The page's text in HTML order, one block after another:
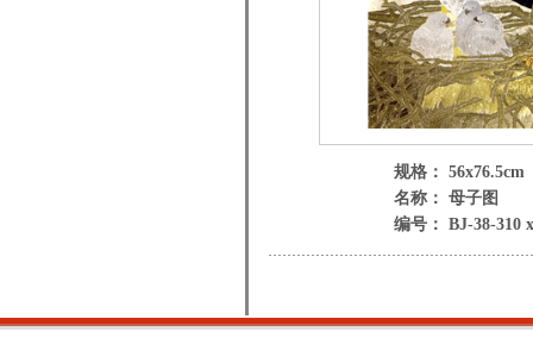
规格： 56x76.5cm
名称： 母子图
编号： BJ-38-310 x